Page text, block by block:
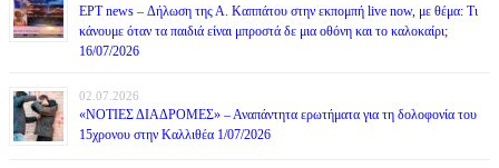
ΕΡΤ news – Δήλωση της Α. Καππάτου στην εκπομπή live now, με θέμα: Τι
κάνουμε όταν τα παιδιά είναι μπροστά δε μια οθόνη και το καλοκαίρι;
16/07/2026
02.07.2026
«ΝΟΤΙΕΣ ΔΙΑΔΡΟΜΕΣ» – Αναπάντητα ερωτήματα για τη δολοφονία του
15χρονου στην Καλλιθέα 1/07/2026